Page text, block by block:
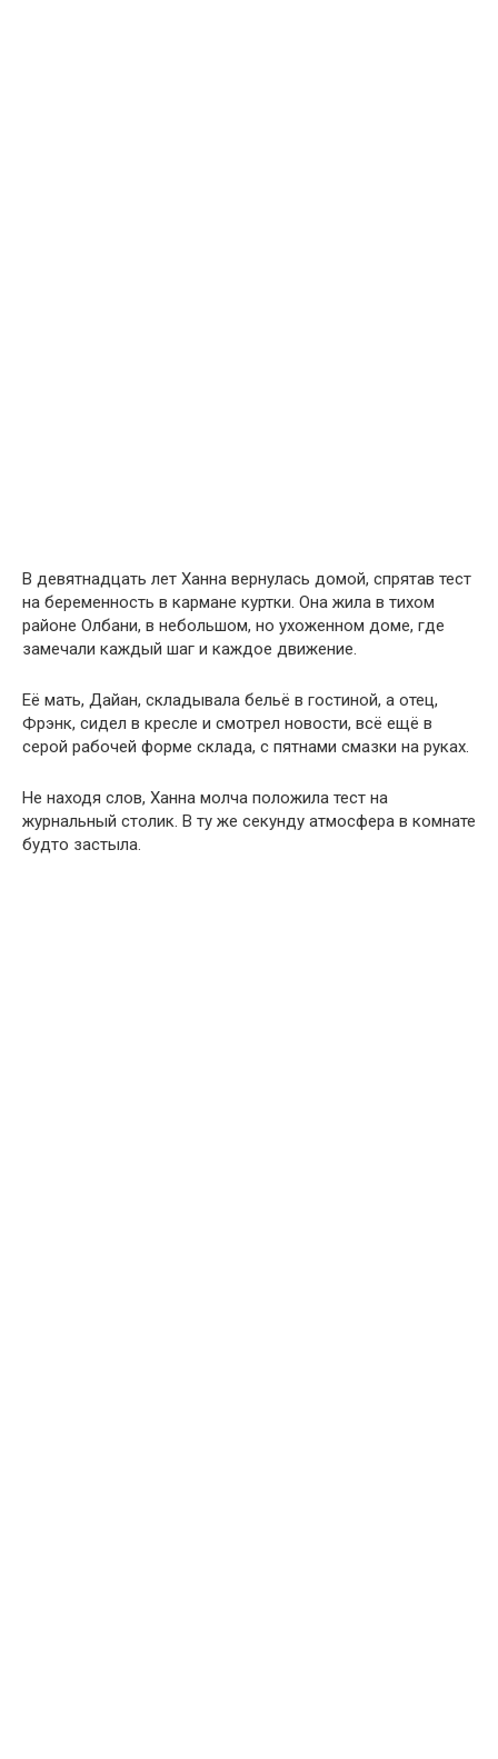
В девятнадцать лет Ханна вернулась домой, спрятав тест
на беременность в кармане куртки. Она жила в тихом
районе Олбани, в небольшом, но ухоженном доме, где
замечали каждый шаг и каждое движение.
Её мать, Дайан, складывала бельё в гостиной, а отец,
Фрэнк, сидел в кресле и смотрел новости, всё ещё в
серой рабочей форме склада, с пятнами смазки на руках.
Не находя слов, Ханна молча положила тест на
журнальный столик. В ту же секунду атмосфера в комнате
будто застыла.